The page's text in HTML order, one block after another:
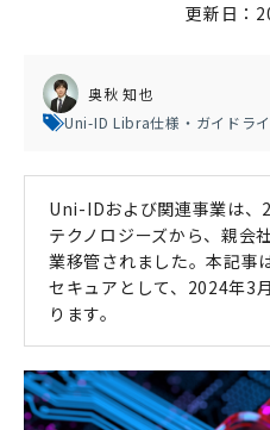
更新日：
奥秋 知也
Uni-ID Libra仕様・ガイドラ
Uni-IDおよび関連事業は、
テクノロジーズから、親会
業移管されました。本記事
セキュアとして、2024年3
ります。